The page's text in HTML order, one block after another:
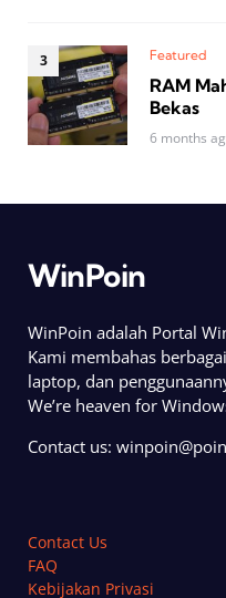
Featured
RAM
Bekas
6 months
WinPoin
WinPoin adalah Portal
Kami membahas
laptop, dan
We’re heaven for
Contact us:
Contact Us
FAQ
Kebijakan Privasi